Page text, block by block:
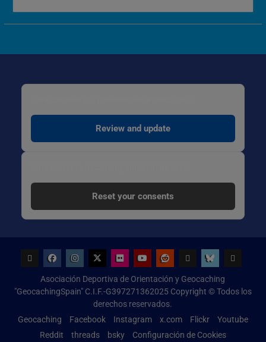
Review and update
Reset your consents
Asociación Deportiva de Orientación y Geocaching
"GeocachingSpain" C.I.F.-G397271362025 Copyright © Todos los
derechos reservados.
Geocaching
Facebook Instagram x.com Flickr
Youtube
Reddit
threads bsky Configuración de Cookies